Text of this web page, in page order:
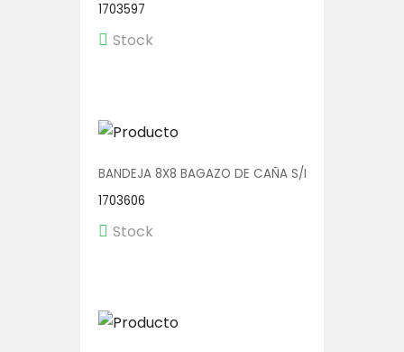
1703597
Stock
BANDEJA 8X8 BAGAZO DE CAÑA S/DIV 4X50
1703606
Stock